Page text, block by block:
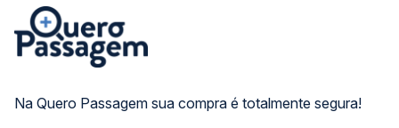
Na Quero Passagem sua compra é totalmente segura!